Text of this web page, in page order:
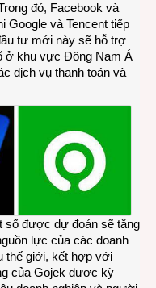
thúc
đó, Facebook và
Google và Tencent tiếp
tư mới này sẽ hỗ trợ
ở khu vực Đông Nam Á
dịch vụ thanh toán và
số được dự đoán sẽ tăng
lực của các doanh
thế giới, kết hợp với
của Gojek được kỳ